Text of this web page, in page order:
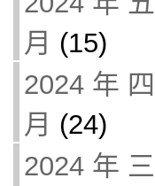
月 (15)
2024 年 四
月 (24)
2024 年 三